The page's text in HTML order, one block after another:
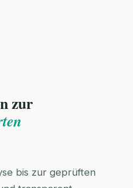
zur
bis zur geprüften